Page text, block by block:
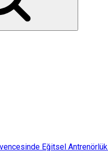
Eğitsel Antrenörlük